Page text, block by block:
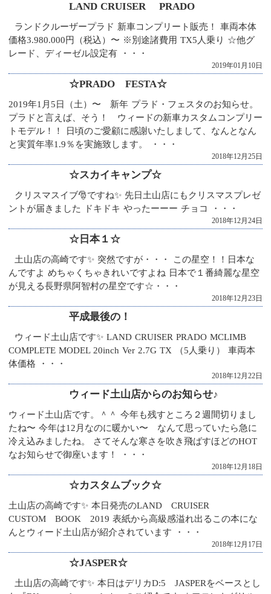
LAND CRUISER PRADO
ランドクルーザープラド 新車コンプリート販売！ 車両本体
価格3.980.000円（税込）〜 ※別途諸費用 TX5人乗り ☆他グ
レード、ディーゼル設定有 ・・・
2019年01月10日
☆PRADO FESTA☆
2019年1月5日（土）〜 新年 プラド・フェスタのお知らせ。
プラドと言えば、そう！ ウィードの新車カスタムコンプリー
トモデル！！ 日頃のご愛顧に感謝いたしまして、なんとなん
と実質年率1.9％を実施致します。 ・・・
2018年12月25日
☆スカイキャンプ☆
クリスマスイブ🎅ですね✨ 先日土山店にもクリスマスプレゼ
ントが届きました ドキドキ やったーーー チョコ ・・・
2018年12月24日
☆日本１☆
土山店の高崎です✨ 突然ですが・・・ この星空！！日本な
んですよ めちゃくちゃきれいですよね 日本で１番綺麗な星空
が見える長野県阿智村の星空です☆・・・
2018年12月23日
平成最後の！
ウィード土山店です✨ LAND CRUISER PRADO MCLIMB
COMPLETE MODEL 20inch Ver 2.7G TX （5人乗り） 車両本
体価格 ・・・
2018年12月22日
ウィード土山店からのお知らせ♪
ウィード土山店です。＾＾ 今年も残すところ２週間切りまし
たね〜 今年は12月なのに暖かい〜 なんて思っていたら急に
冷え込みましたね。 さてそんな寒さを吹き飛ばすほどのHOT
なお知らせで御座います！ ・・・
2018年12月18日
☆カスタムブック☆
土山店の高崎です✨ 本日発売のLAND CRUISER
CUSTOM BOOK 2019 表紙から高級感溢れ出るこの本にな
んとウィード土山店が紹介されています ・・・
2018年12月17日
☆JASPER☆
土山店の高崎です✨ 本日はデリカD:5 JASPERをベースとし